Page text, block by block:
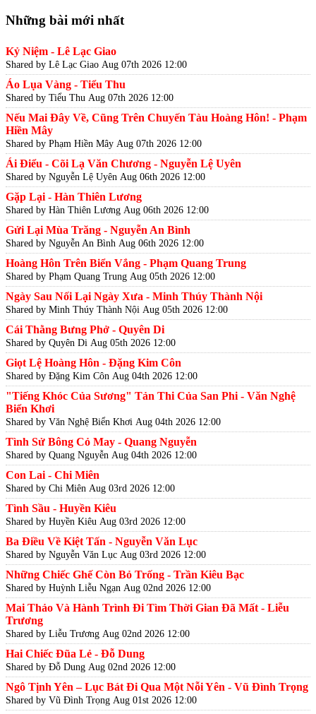
Những bài mới nhất
Kỷ Niệm - Lê Lạc Giao
Shared by Lê Lạc Giao Aug 07th 2026 12:00
Áo Lụa Vàng - Tiểu Thu
Shared by Tiểu Thu Aug 07th 2026 12:00
Nếu Mai Đây Về, Cũng Trên Chuyến Tàu Hoàng Hôn! - Phạm
Hiền Mây
Shared by Phạm Hiền Mây Aug 07th 2026 12:00
Ái Điểu - Cõi Lạ Văn Chương - Nguyễn Lệ Uyên
Shared by Nguyễn Lệ Uyên Aug 06th 2026 12:00
Gặp Lại - Hàn Thiên Lương
Shared by Hàn Thiên Lương Aug 06th 2026 12:00
Gửi Lại Mùa Trăng - Nguyễn An Bình
Shared by Nguyễn An Bình Aug 06th 2026 12:00
Hoàng Hôn Trên Biển Vắng - Phạm Quang Trung
Shared by Phạm Quang Trung Aug 05th 2026 12:00
Ngày Sau Nối Lại Ngày Xưa - Minh Thúy Thành Nội
Shared by Minh Thúy Thành Nội Aug 05th 2026 12:00
Cái Thằng Bưng Phở - Quyên Di
Shared by Quyên Di Aug 05th 2026 12:00
Giọt Lệ Hoàng Hôn - Đặng Kim Côn
Shared by Đặng Kim Côn Aug 04th 2026 12:00
"Tiếng Khóc Của Sương" Tản Thi Của San Phi - Văn Nghệ
Biển Khơi
Shared by Văn Nghệ Biển Khơi Aug 04th 2026 12:00
Tình Sử Bông Cỏ May - Quang Nguyễn
Shared by Quang Nguyễn Aug 04th 2026 12:00
Con Lai - Chi Miên
Shared by Chi Miên Aug 03rd 2026 12:00
Tình Sầu - Huyền Kiêu
Shared by Huyền Kiêu Aug 03rd 2026 12:00
Ba Điều Về Kiệt Tấn - Nguyễn Văn Lục
Shared by Nguyễn Văn Lục Aug 03rd 2026 12:00
Những Chiếc Ghế Còn Bỏ Trống - Trần Kiêu Bạc
Shared by Huỳnh Liễu Ngạn Aug 02nd 2026 12:00
Mai Thảo Và Hành Trình Đi Tìm Thời Gian Đã Mất - Liễu
Trương
Shared by Liễu Trương Aug 02nd 2026 12:00
Hai Chiếc Đũa Lẻ - Đỗ Dung
Shared by Đỗ Dung Aug 02nd 2026 12:00
Ngô Tịnh Yên – Lục Bát Đi Qua Một Nỗi Yên - Vũ Đình Trọng
Shared by Vũ Đình Trọng Aug 01st 2026 12:00